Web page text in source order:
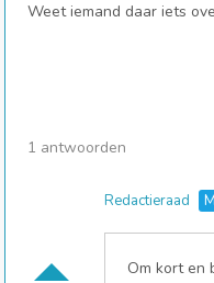
Weet iemand daar iets
1 antwoorden
Redactieraad
Om kort en